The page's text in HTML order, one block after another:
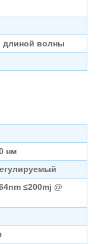
длиной волны
нм
≤200mj @